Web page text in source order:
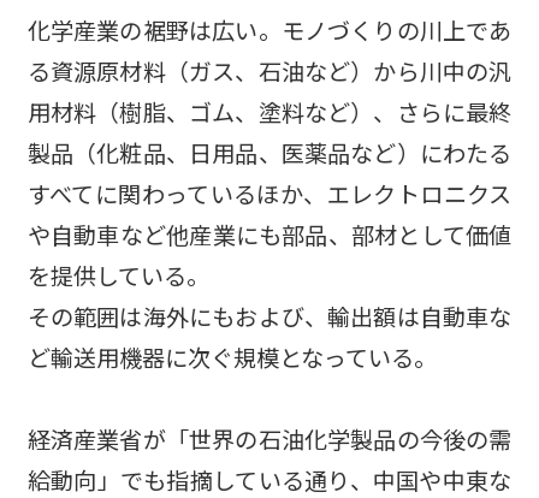
化学産業の裾野は広い。モノづくりの川上であ
る資源原材料（ガス、石油など）から川中の汎
用材料（樹脂、ゴム、塗料など）、さらに最終
製品（化粧品、日用品、医薬品など）にわたる
すべてに関わっているほか、エレクトロニクス
や自動車など他産業にも部品、部材として価値
を提供している。
その範囲は海外にもおよび、輸出額は自動車な
ど輸送用機器に次ぐ規模となっている。
経済産業省が「世界の石油化学製品の今後の需
給動向」でも指摘している通り、中国や中東な